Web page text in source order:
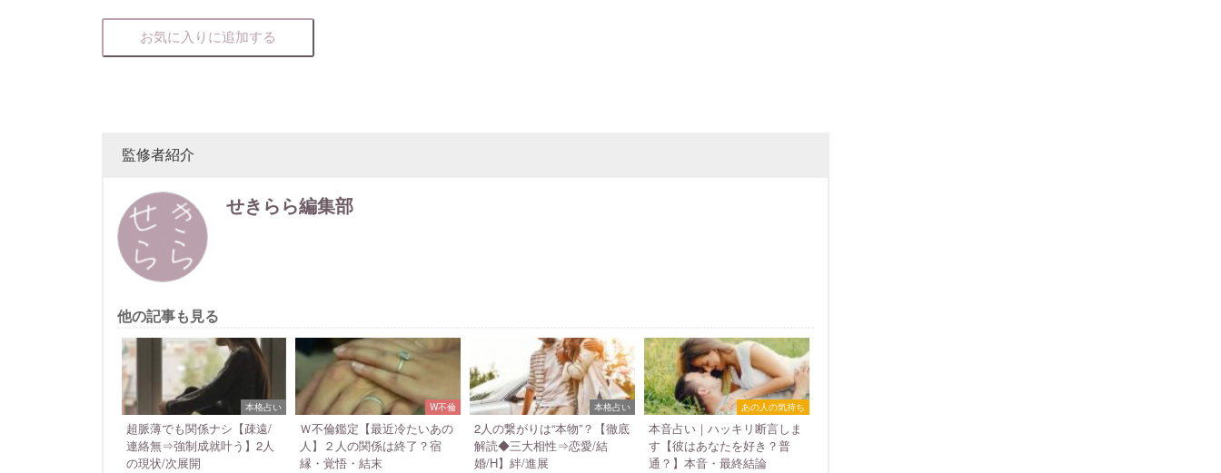
お気に入りに追加する
監修者紹介
せきらら編集部
他の記事も見る
本格占い
超脈薄でも関係ナシ【疎遠/
連絡無⇒強制成就叶う】2人
の現状/次展開
W不倫
Ｗ不倫鑑定【最近冷たいあの
人】２人の関係は終了？宿
縁・覚悟・結末
本格占い
2人の繋がりは“本物”？【徹底
解読◆三大相性⇒恋愛/結
婚/H】絆/進展
あの人の気持ち
本音占い｜ハッキリ断言しま
す【彼はあなたを好き？普
通？】本音・最終結論